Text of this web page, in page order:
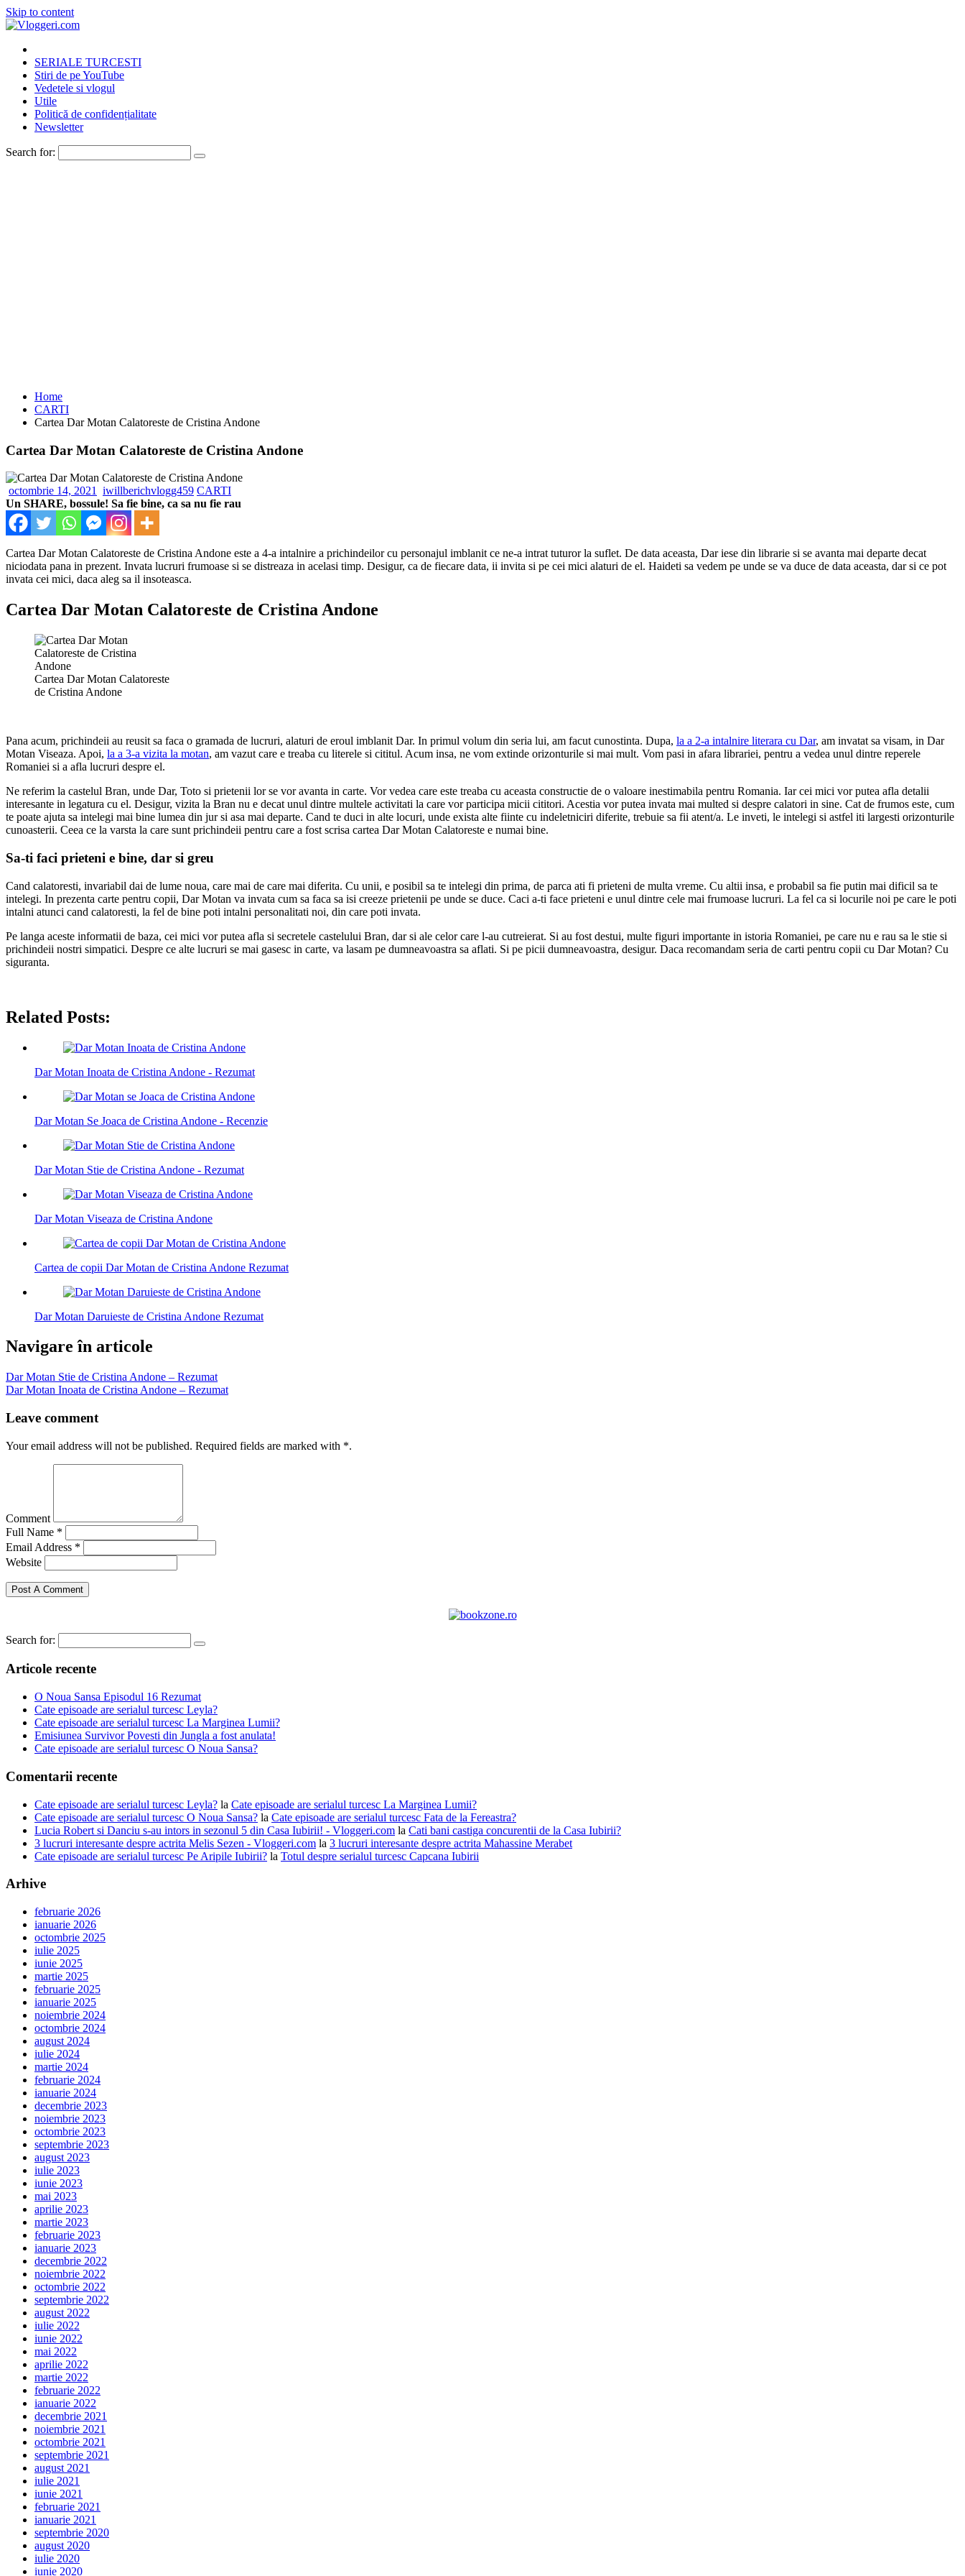
Skip to content
SERIALE TURCESTI
Stiri de pe YouTube
Vedetele si vlogul
Utile
Politică de confidențialitate
Newsletter
Search for:
Home
CARTI
Cartea Dar Motan Calatoreste de Cristina Andone
Cartea Dar Motan Calatoreste de Cristina Andone
octombrie 14, 2021 iwillberichvlogg459 CARTI
Un SHARE, bossule! Sa fie bine, ca sa nu fie rau
Cartea Dar Motan Calatoreste de Cristina Andone este a 4-a intalnire a prichindeilor cu personajul imblanit ce ne-a intrat tuturor la suflet. De data aceasta, Dar iese din librarie si se avanta mai departe decat
niciodata pana in prezent. Invata lucruri frumoase si se distreaza in acelasi timp. Desigur, ca de fiecare data, ii invita si pe cei mici alaturi de el. Haideti sa vedem pe unde se va duce de data aceasta, dar si ce pot
invata cei mici, daca aleg sa il insoteasca.
Cartea Dar Motan Calatoreste de Cristina Andone
Cartea Dar Motan Calatoreste
de Cristina Andone
Pana acum, prichindeii au reusit sa faca o gramada de lucruri, alaturi de eroul imblanit Dar. In primul volum din seria lui, am facut cunostinta. Dupa, la a 2-a intalnire literara cu Dar, am invatat sa visam, in Dar
Motan Viseaza. Apoi, la a 3-a vizita la motan, am vazut care e treaba cu literele si cititul. Acum insa, ne vom extinde orizonturile si mai mult. Vom pasi in afara librariei, pentru a vedea unul dintre reperele
Romaniei si a afla lucruri despre el.
Ne referim la castelul Bran, unde Dar, Toto si prietenii lor se vor avanta in carte. Vor vedea care este treaba cu aceasta constructie de o valoare inestimabila pentru Romania. Iar cei mici vor putea afla detalii
interesante in legatura cu el. Desigur, vizita la Bran nu e decat unul dintre multele activitati la care vor participa micii cititori. Acestia vor putea invata mai multed si despre calatori in sine. Cat de frumos este, cum
te poate ajuta sa intelegi mai bine lumea din jur si asa mai departe. Cand te duci in alte locuri, unde exista alte fiinte cu indeletniciri diferite, trebuie sa fii atent/a. Le inveti, le intelegi si astfel iti largesti orizonturile
cunoasterii. Ceea ce la varsta la care sunt prichindeii pentru care a fost scrisa cartea Dar Motan Calatoreste e numai bine.
Sa-ti faci prieteni e bine, dar si greu
Cand calatoresti, invariabil dai de lume noua, care mai de care mai diferita. Cu unii, e posibil sa te intelegi din prima, de parca ati fi prieteni de multa vreme. Cu altii insa, e probabil sa fie putin mai dificil sa te
intelegi. In prezenta carte pentru copii, Dar Motan va invata cum sa faca sa isi creeze prietenii pe unde se duce. Caci a-ti face prieteni e unul dintre cele mai frumoase lucruri. La fel ca si locurile noi pe care le poti
intalni atunci cand calatoresti, la fel de bine poti intalni personalitati noi, din care poti invata.
Pe langa aceste informatii de baza, cei mici vor putea afla si secretele castelului Bran, dar si ale celor care l-au cutreierat. Si au fost destui, multe figuri importante in istoria Romaniei, pe care nu e rau sa le stie si
prichindeii nostri simpatici. Despre ce alte lucruri se mai gasesc in carte, va lasam pe dumneavoastra sa aflati. Si pe picii dumneavoastra, desigur. Daca recomandam seria de carti pentru copii cu Dar Motan? Cu
siguranta.
Related Posts:
Dar Motan Inoata de Cristina Andone - Rezumat
Dar Motan Se Joaca de Cristina Andone - Recenzie
Dar Motan Stie de Cristina Andone - Rezumat
Dar Motan Viseaza de Cristina Andone
Cartea de copii Dar Motan de Cristina Andone Rezumat
Dar Motan Daruieste de Cristina Andone Rezumat
Navigare în articole
Dar Motan Stie de Cristina Andone – Rezumat
Dar Motan Inoata de Cristina Andone – Rezumat
Leave comment
Your email address will not be published. Required fields are marked with *.
Comment
Full Name *
Email Address *
Website
Search for:
Articole recente
O Noua Sansa Episodul 16 Rezumat
Cate episoade are serialul turcesc Leyla?
Cate episoade are serialul turcesc La Marginea Lumii?
Emisiunea Survivor Povesti din Jungla a fost anulata!
Cate episoade are serialul turcesc O Noua Sansa?
Comentarii recente
Cate episoade are serialul turcesc Leyla? la Cate episoade are serialul turcesc La Marginea Lumii?
Cate episoade are serialul turcesc O Noua Sansa? la Cate episoade are serialul turcesc Fata de la Fereastra?
Lucia Robert si Danciu s-au intors in sezonul 5 din Casa Iubirii! - Vloggeri.com la Cati bani castiga concurentii de la Casa Iubirii?
3 lucruri interesante despre actrita Melis Sezen - Vloggeri.com la 3 lucruri interesante despre actrita Mahassine Merabet
Cate episoade are serialul turcesc Pe Aripile Iubirii? la Totul despre serialul turcesc Capcana Iubirii
Arhive
februarie 2026
ianuarie 2026
octombrie 2025
iulie 2025
iunie 2025
martie 2025
februarie 2025
ianuarie 2025
noiembrie 2024
octombrie 2024
august 2024
iulie 2024
martie 2024
februarie 2024
ianuarie 2024
decembrie 2023
noiembrie 2023
octombrie 2023
septembrie 2023
august 2023
iulie 2023
iunie 2023
mai 2023
aprilie 2023
martie 2023
februarie 2023
ianuarie 2023
decembrie 2022
noiembrie 2022
octombrie 2022
septembrie 2022
august 2022
iulie 2022
iunie 2022
mai 2022
aprilie 2022
martie 2022
februarie 2022
ianuarie 2022
decembrie 2021
noiembrie 2021
octombrie 2021
septembrie 2021
august 2021
iulie 2021
iunie 2021
februarie 2021
ianuarie 2021
septembrie 2020
august 2020
iulie 2020
iunie 2020